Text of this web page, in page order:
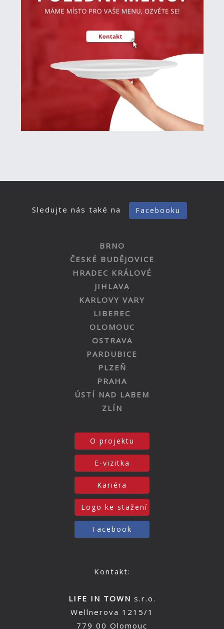
Sledujte nás také na Facebooku
BRNO
ČESKÉ BUDĚJOVICE
HRADEC KRÁLOVÉ
JIHLAVA
KARLOVY VARY
LIBEREC
OLOMOUC
OSTRAVA
PARDUBICE
PLZEŇ
PRAHA
ÚSTÍ NAD LABEM
ZLÍN
O projektu
E-vizitka
Kariéra
Logo ke stažení
Facebook
Kontakt:
LIFE IN TOWN s.r.o.
Wellnerova 1215/1
779 00 Olomouc